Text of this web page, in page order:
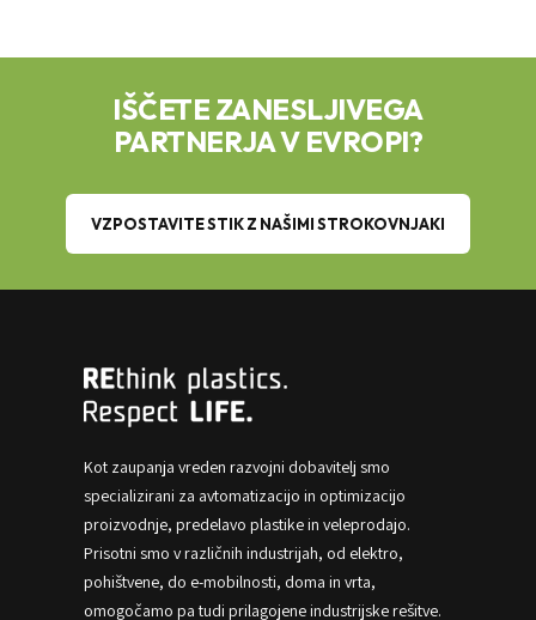
IŠČETE ZANESLJIVEGA
PARTNERJA V EVROPI?
VZPOSTAVITE STIK Z NAŠIMI STROKOVNJAKI
Kot zaupanja vreden razvojni dobavitelj smo
specializirani za avtomatizacijo in optimizacijo
proizvodnje, predelavo plastike in veleprodajo.
Prisotni smo v različnih industrijah, od elektro,
pohištvene, do e-mobilnosti, doma in vrta,
omogočamo pa tudi prilagojene industrijske rešitve.